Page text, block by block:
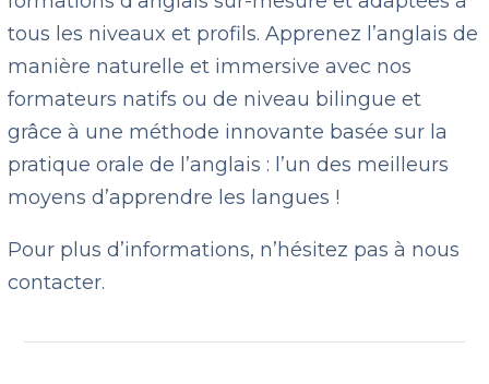
tous les niveaux et profils. Apprenez l’anglais de
manière naturelle et immersive avec nos
formateurs natifs ou de niveau bilingue et
grâce à une méthode innovante basée sur la
pratique orale de l’anglais : l’un des meilleurs
moyens d’apprendre les langues !
Pour plus d’informations, n’hésitez pas à nous
contacter.